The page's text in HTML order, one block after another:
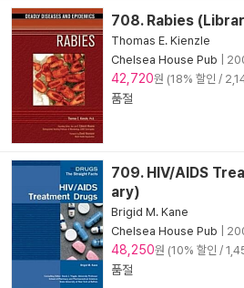
708. Rabies
Thomas E. Kienzle
Chelsea House Pub
42,720원 (18% 할인 /
품절
709. HIV/AIDS
ary)
Brigid M. Kane
Chelsea House Pub
48,250원 (10% 할인 /
품절